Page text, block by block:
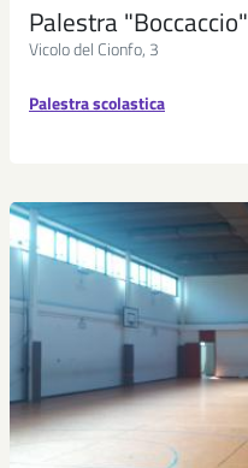
Palestra "Boccaccio"
Vicolo del Cionfo, 3
Palestra scolastica